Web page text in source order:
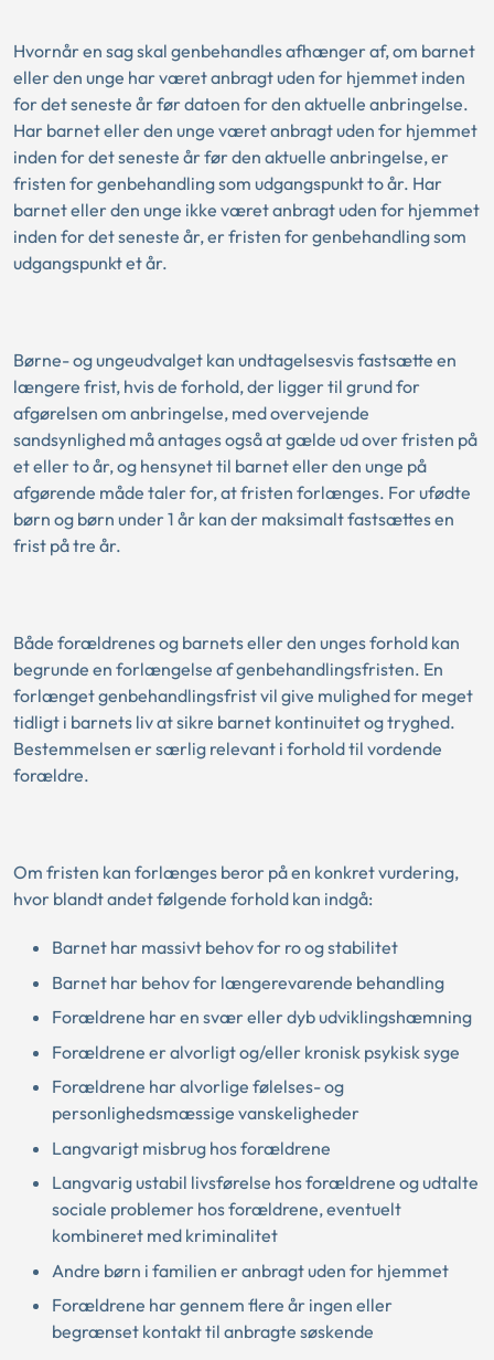
Hvornår en sag skal genbehandles afhænger af, om barnet
eller den unge har været anbragt uden for hjemmet inden
for det seneste år før datoen for den aktuelle anbringelse.
Har barnet eller den unge været anbragt uden for hjemmet
inden for det seneste år før den aktuelle anbringelse, er
fristen for genbehandling som udgangspunkt to år. Har
barnet eller den unge ikke været anbragt uden for hjemmet
inden for det seneste år, er fristen for genbehandling som
udgangspunkt et år.
Børne- og ungeudvalget kan undtagelsesvis fastsætte en
længere frist, hvis de forhold, der ligger til grund for
afgørelsen om anbringelse, med overvejende
sandsynlighed må antages også at gælde ud over fristen på
et eller to år, og hensynet til barnet eller den unge på
afgørende måde taler for, at fristen forlænges. For ufødte
børn og børn under 1 år kan der maksimalt fastsættes en
frist på tre år.
Både forældrenes og barnets eller den unges forhold kan
begrunde en forlængelse af genbehandlingsfristen. En
forlænget genbehandlingsfrist vil give mulighed for meget
tidligt i barnets liv at sikre barnet kontinuitet og tryghed.
Bestemmelsen er særlig relevant i forhold til vordende
forældre.
Om fristen kan forlænges beror på en konkret vurdering,
hvor blandt andet følgende forhold kan indgå:
Barnet har massivt behov for ro og stabilitet
Barnet har behov for længerevarende behandling
Forældrene har en svær eller dyb udviklingshæmning
Forældrene er alvorligt og/eller kronisk psykisk syge
Forældrene har alvorlige følelses- og
personlighedsmæssige vanskeligheder
Langvarigt misbrug hos forældrene
Langvarig ustabil livsførelse hos forældrene og udtalte
sociale problemer hos forældrene, eventuelt
kombineret med kriminalitet
Andre børn i familien er anbragt uden for hjemmet
Forældrene har gennem flere år ingen eller
begrænset kontakt til anbragte søskende